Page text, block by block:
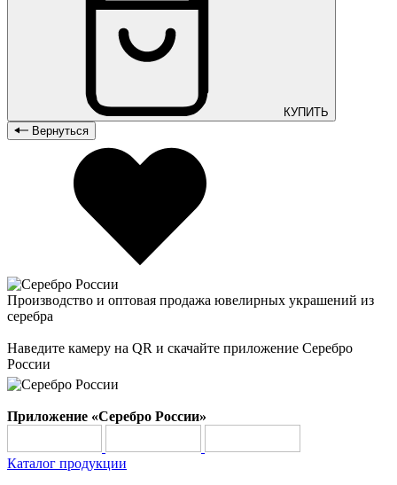
КУПИТЬ
Вернуться
Производство и оптовая продажа ювелирных украшений из
серебра
Наведите камеру на QR и скачайте приложение Серебро
России
Приложение «Серебро России»
Каталог продукции